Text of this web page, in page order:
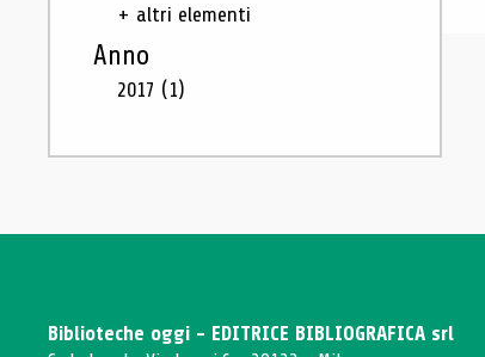
+ altri elementi
Anno
2017 (1)
Biblioteche oggi - EDITRICE BIBLIOGRAFICA srl